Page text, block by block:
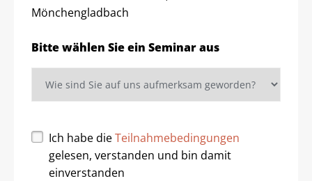
Mönchengladbach
Bitte wählen Sie ein Seminar aus
Ich habe dieTeilnahmebedingungen
gelesen, verstanden und bin damit
einverstanden